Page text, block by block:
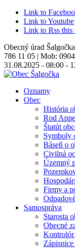
Link to
Link to Youtube
Link to Rss this
Obecný úrad
786 11 05 | Mob:
31.08.2025 - 08:00 -
Oznamy
Obec
História
Rod
Štatút
Symboly
Báseň o
Civilná
Územný
Firmy a
Samospráva
Starosta
Obecné
Kontrolór
Zápisnice